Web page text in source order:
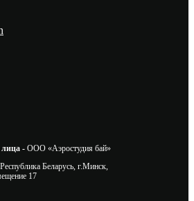
лица - ООО «Аэростудия бай»
Беларусь, г.Минск,
17